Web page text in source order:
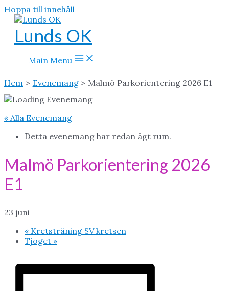
Hoppa till innehåll
Lunds OK
Main Menu
Hem Evenemang Malmö Parkorientering 2026 E1
« Alla Evenemang
Detta evenemang har redan ägt rum.
Malmö Parkorientering 2026
E1
23 juni
« Kretsträning SV kretsen
Tjoget »